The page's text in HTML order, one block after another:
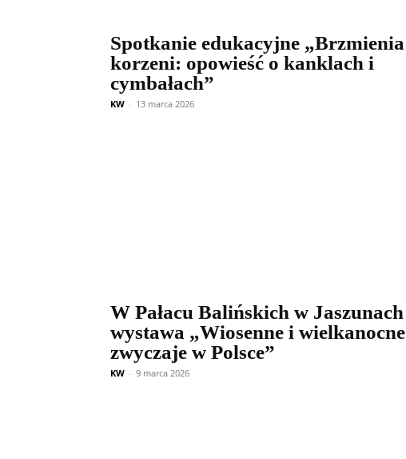
Spotkanie edukacyjne „Brzmienia
korzeni: opowieść o kanklach i
cymbałach”
KW - 13 marca 2026
W Pałacu Balińskich w Jaszunach
wystawa „Wiosenne i wielkanocne
zwyczaje w Polsce”
KW - 9 marca 2026